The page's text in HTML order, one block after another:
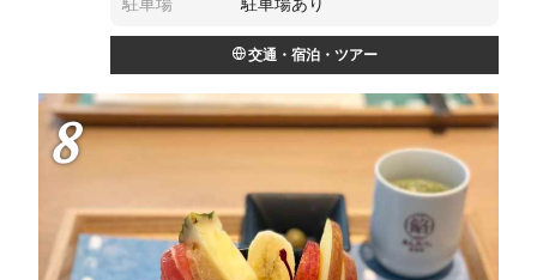
交通・宿泊・ツアー
8